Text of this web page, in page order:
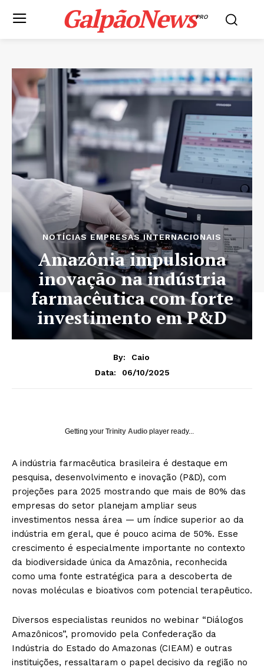
GalpãoNewsPRO
NOTÍCIAS EMPRESAS INTERNACIONAIS
Amazônia impulsiona
inovação na indústria
farmacêutica com forte
investimento em P&D
By:
Caio
Data:
06/10/2025
Getting your Trinity Audio player ready...
A indústria farmacêutica brasileira é destaque em
pesquisa, desenvolvimento e inovação (P&D), com
projeções para 2025 mostrando que mais de 80% das
empresas do setor planejam ampliar seus
investimentos nessa área — um índice superior ao da
indústria em geral, que é pouco acima de 50%. Esse
crescimento é especialmente importante no contexto
da biodiversidade única da Amazônia, reconhecida
como uma fonte estratégica para a descoberta de
novas moléculas e bioativos com potencial terapêutico.
Diversos especialistas reunidos no webinar “Diálogos
Amazônicos”, promovido pela Confederação da
Indústria do Estado do Amazonas (CIEAM) e outras
instituições, ressaltaram o papel decisivo da região no